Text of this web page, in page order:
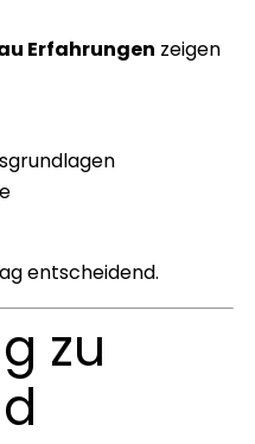
Erfahrungen zeigen
entscheidend.
zu